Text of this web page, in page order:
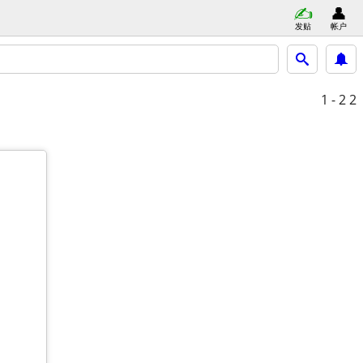
发贴 帐户
1 - 22